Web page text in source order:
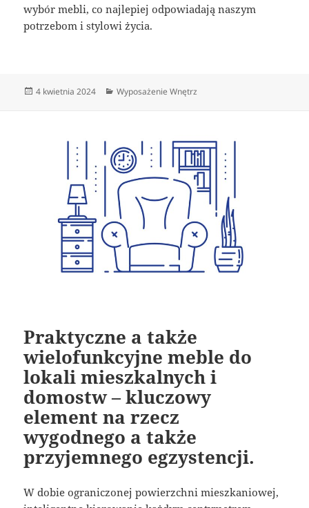
wybór mebli, co najlepiej odpowiadają naszym
potrzebom i stylowi życia.
Data
4 kwietnia 2024 Kategorie
Wyposażenie Wnętrz
Praktyczne a także
wielofunkcyjne meble do
lokali mieszkalnych i
domostw – kluczowy
element na rzecz
wygodnego a także
przyjemnego egzystencji.
W dobie ograniczonej powierzchni mieszkaniowej,